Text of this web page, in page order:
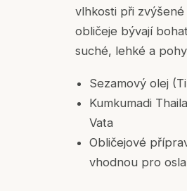
vlhkosti při
obličeje bývají
suché, lehké a
Sezamový olej
Kumkumadi
Vata
Obličejové
vhodnou pro